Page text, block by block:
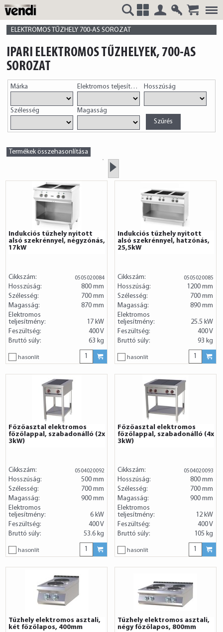
VENDI
HUNGÁRIA
ELEKTROMOS TŰZHELY 700-AS SOROZAT
IPARI ELEKTROMOS TŰZHELYEK, 700-AS
SOROZAT
Márka Elektromos teljesítményHosszúság
Szélesség Magasság
Termékek összehasonlítása
Indukciós tűzhely nyitott
alsó szekrénnyel, négyzónás,
17kW
Cikkszám: 0505020084
Hosszúság:
800 mm
Szélesség:
700 mm
Magasság:
870 mm
Elektromos
teljesítmény:
17 kW
Feszültség:
400 V
Bruttó súly:
63 kg
hasonlít
Indukciós tűzhely nyitott
alsó szekrénnyel, hatzónás,
25,5kW
Cikkszám: 0505020085
Hosszúság:
1200 mm
Szélesség:
700 mm
Magasság:
890 mm
Elektromos
teljesítmény:
25.5 kW
Feszültség:
400 V
Bruttó súly:
93 kg
hasonlít
Főzőasztal elektromos
főzőlappal, szabadonálló (2x
3kW)
Cikkszám: 0504020092
Hosszúság:
500 mm
Szélesség:
700 mm
Magasság:
900 mm
Elektromos
teljesítmény:
6 kW
Feszültség:
400 V
Bruttó súly:
53.6 kg
hasonlít
Főzőasztal elektromos
főzőlappal, szabadonálló (4x
3kW)
Cikkszám: 0504020093
Hosszúság:
800 mm
Szélesség:
700 mm
Magasság:
900 mm
Elektromos
teljesítmény:
12 kW
Feszültség:
400 V
Bruttó súly:
105 kg
hasonlít
Tűzhely elektromos asztali,
két főzőlapos, 400mm
Tűzhely elektromos asztali,
négy főzőlapos, 800mm